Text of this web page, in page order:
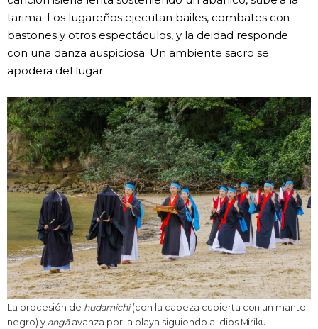
tarima. Los lugareños ejecutan bailes, combates con
bastones y otros espectáculos, y la deidad responde
con una danza auspiciosa. Un ambiente sacro se
apodera del lugar.
La procesión de hudamichi(con la cabeza cubierta con un manto
negro) y angāavanza por la playa siguiendo al dios Miriku.